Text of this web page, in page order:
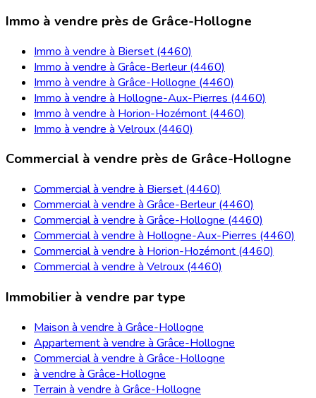
Immo à vendre près de Grâce-Hollogne
Immo à vendre à Bierset (4460)
Immo à vendre à Grâce-Berleur (4460)
Immo à vendre à Grâce-Hollogne (4460)
Immo à vendre à Hollogne-Aux-Pierres (4460)
Immo à vendre à Horion-Hozémont (4460)
Immo à vendre à Velroux (4460)
Commercial à vendre près de Grâce-Hollogne
Commercial à vendre à Bierset (4460)
Commercial à vendre à Grâce-Berleur (4460)
Commercial à vendre à Grâce-Hollogne (4460)
Commercial à vendre à Hollogne-Aux-Pierres (4460)
Commercial à vendre à Horion-Hozémont (4460)
Commercial à vendre à Velroux (4460)
Immobilier à vendre par type
Maison à vendre à Grâce-Hollogne
Appartement à vendre à Grâce-Hollogne
Commercial à vendre à Grâce-Hollogne
à vendre à Grâce-Hollogne
Terrain à vendre à Grâce-Hollogne